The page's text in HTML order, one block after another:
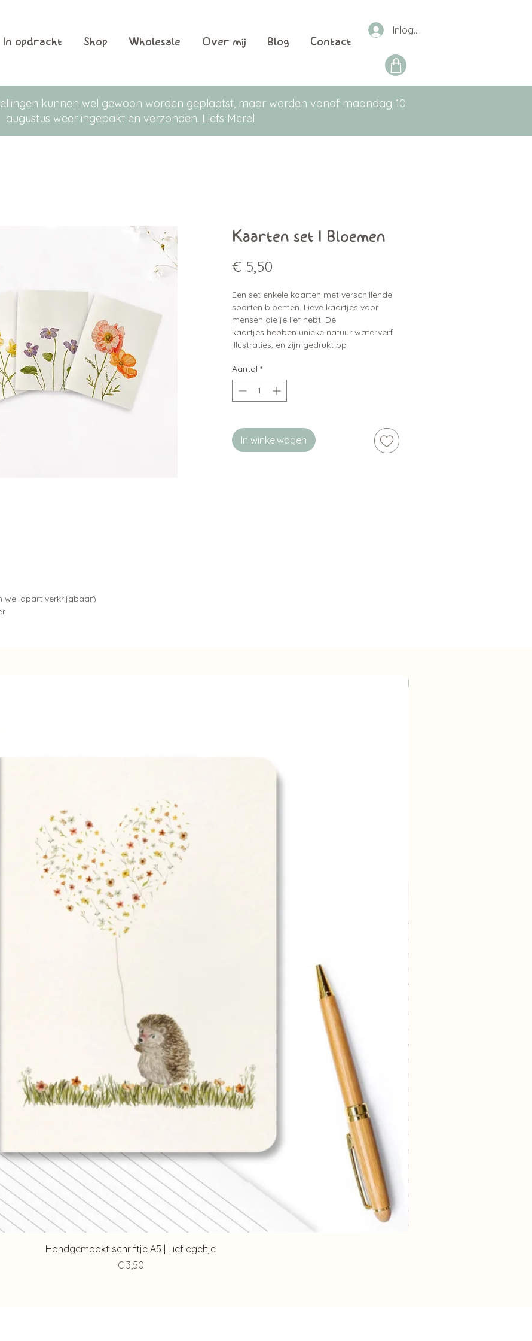
In opdracht Shop Wholesale Over mij Blog Contact
Inloggen
kunnen wel gewoon worden geplaatst, maar worden vanaf maandag 10
augustus weer ingepakt en verzonden. Liefs Merel
Kaarten set | Bloemen
€ 5,50
Een set enkele kaarten met verschillende
soorten bloemen. Lieve kaartjes voor
mensen die je lief hebt. De
kaartjes hebben unieke natuur waterverf
illustraties, en zijn gedrukt op
natuurlijke uitstraling geeft.
Leuke tip:er zijn bijpassende stickers
Aantal *
In winkelwagen
wel apart verkrijgbaar)
Snel overzicht
Handgemaakt schriftje A5 | Lief egeltje
Prijs
€ 3,50